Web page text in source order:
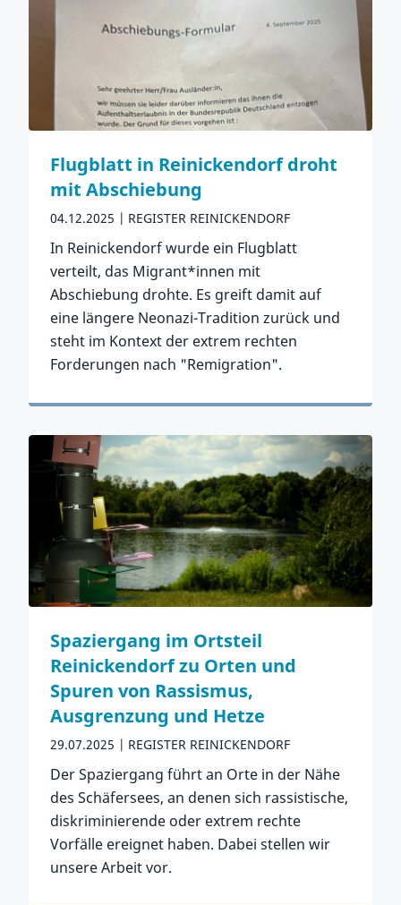
Flugblatt in Reinickendorf droht
mit Abschiebung
04.12.2025 REGISTER REINICKENDORF
In Reinickendorf wurde ein Flugblatt
verteilt, das Migrant*innen mit
Abschiebung drohte. Es greift damit auf
eine längere Neonazi-Tradition zurück und
steht im Kontext der extrem rechten
Forderungen nach "Remigration".
Zum Artikel
Spaziergang im Ortsteil
Reinickendorf zu Orten und
Spuren von Rassismus,
Ausgrenzung und Hetze
29.07.2025 REGISTER REINICKENDORF
Der Spaziergang führt an Orte in der Nähe
des Schäfersees, an denen sich rassistische,
diskriminierende oder extrem rechte
Vorfälle ereignet haben. Dabei stellen wir
unsere Arbeit vor.